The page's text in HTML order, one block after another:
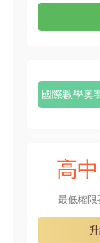
國際數學奧
高
最低權限